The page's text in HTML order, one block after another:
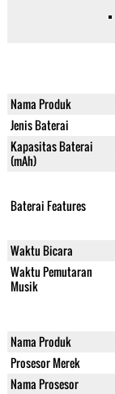
Nama Produk
Jenis Baterai
Kapasitas Baterai
(mAh)
Baterai Features
Waktu Bicara
Waktu Pemutaran
Musik
Nama Produk
Prosesor Merek
Nama Prosesor